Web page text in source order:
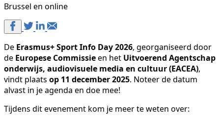
Brussel en online
De Erasmus+ Sport Info Day 2026, georganiseerd door
de Europese Commissieen het Uitvoerend Agentschap
onderwijs, audiovisuele media en cultuur (EACEA),
vindt plaats op 11 december 2025. Noteer de datum
alvast in je agenda en doe mee!
Tijdens dit evenement kom je meer te weten over: